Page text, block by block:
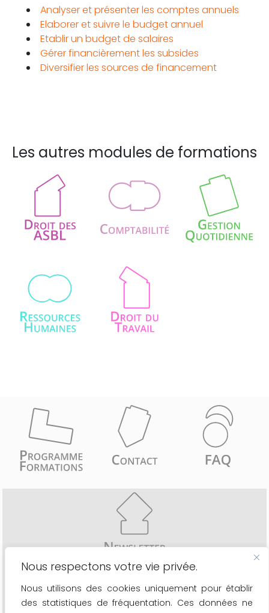
Nous respectons votre vie privée.
Nous utilisons des cookies uniquement pour établir
des statistiques de fréquentation. Ces données ne
Analyser et présenter les comptes annuels
Elaborer et suivre le budget annuel
Etablir un budget de salaires
Gérer financièrement les subsides
Diversifier les sources de financement
Les autres modules de formations
Recevez comme les 6775 inscrits une fois par mois
- les actualités du secteur
- le calendrier de nos formations